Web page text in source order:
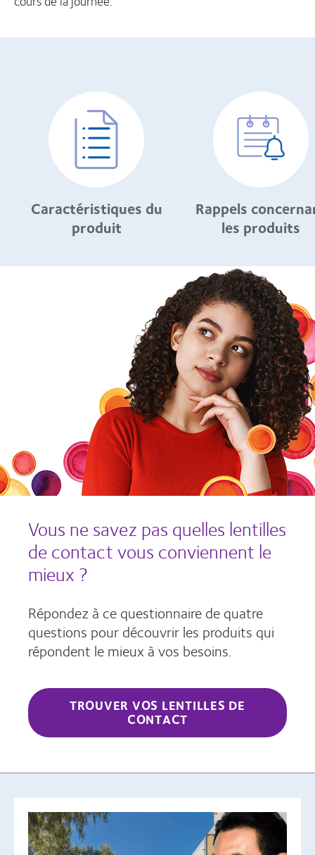
Caractéristiques du
produit
Rappels
les produits
Vous ne savez pas quelles lentilles
de contact vous conviennent le
mieux ?
Répondez à ce questionnaire de quatre
questions pour découvrir les produits qui
répondent le mieux à vos besoins.
TROUVER VOS LENTILLES DE
CONTACT